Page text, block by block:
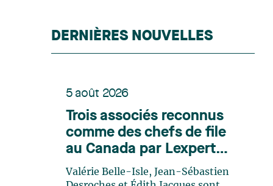
DERNIÈRES NOUVELLES
5 août 2026
Trois associés reconnus
comme des chefs de file
au Canada par Lexpert
dans son édition spéciale
en énergie
Valérie Belle-Isle, Jean-Sébastien